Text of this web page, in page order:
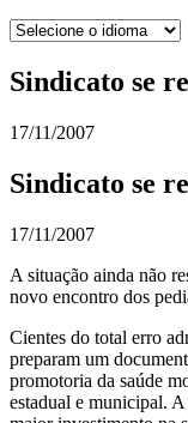
Sindicato se
17/11/2007
Sindicato se
17/11/2007
A situação ainda não
novo encontro dos
Cientes do total erro
preparam um
promotoria da saúde
estadual e municipal.